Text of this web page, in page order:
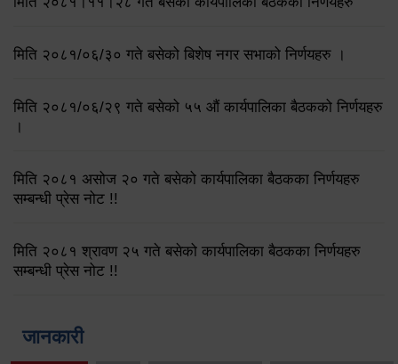
मिति २०८१/०६/३० गते बसेको बिशेष नगर सभाको निर्णयहरु ।
मिति २०८१/०६/२९ गते बसेको ५५ औं कार्यपालिका बैठकको निर्णयहरु
।
मिति २०८१ असोज २० गते बसेको कार्यपालिका बैठकका निर्णयहरु
सम्बन्धी प्रेस नोट !!
मिति २०८१ श्रावण २५ गते बसेको कार्यपालिका बैठकका निर्णयहरु
सम्बन्धी प्रेस नोट !!
जानकारी